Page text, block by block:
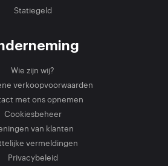
Statiegeld
Wie zijn wij?
verkoopvoorwaarden
met ons opnemen
Cookiesbeheer
van klanten
vermeldingen
Privacybeleid